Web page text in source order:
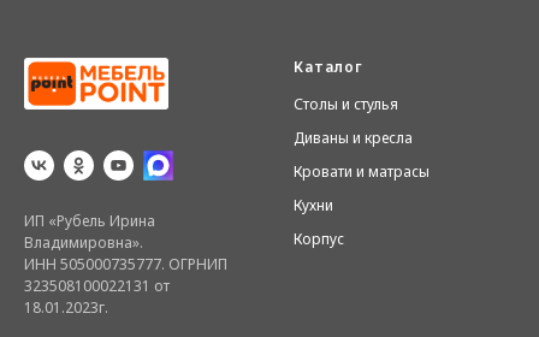
ИП «Рубель Ирина
Владимировна».
ИНН 505000735777. ОГРНИП
323508100022131 от
18.01.2023г.
Каталог
Столы и стулья
Диваны и кресла
Кровати и матрасы
Кухни
Корпус